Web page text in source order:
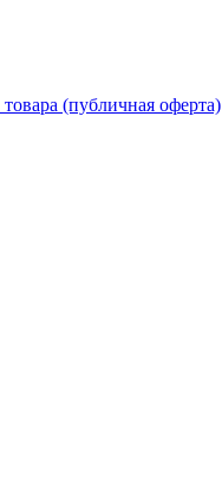
(публичная оферта)